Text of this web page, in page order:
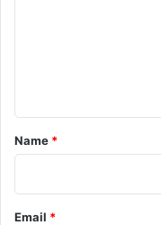
*
Name *
Email *